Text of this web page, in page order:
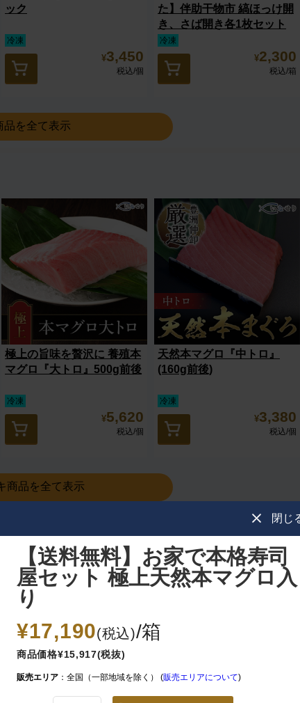
ック
冷凍
¥3,450
税込/個
た】伴助干物市 縞ほっけ開
き、さば開き各1枚セット
冷凍
¥2,300
税込/箱
品を全て表示
極上の旨味を贅沢に 養殖本
マグロ『大トロ』500g前後
冷凍
¥5,620
税込/個
天然本マグロ『中トロ』
(160g前後)
冷凍
¥3,380
税込/個
商品を全て表示
閉じ
【送料無料】お家で本格寿司
屋セット 極上天然本マグロ入
り
¥17,190(税込)/箱
商品価格¥15,917(税抜)
販売エリア ：全国（一部地域を除く） (販売エリアについて)